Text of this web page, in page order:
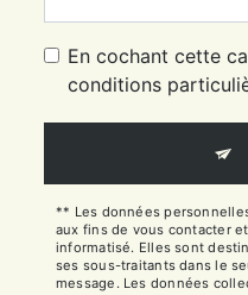
En cochant cette
conditions
** Les données
aux fins de vous contacter
informatisé. Elles sont
ses sous-traitants dans le
message. Les données